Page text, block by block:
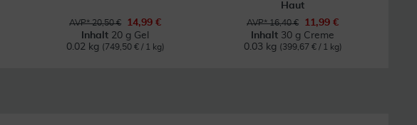
AVP* 20,50 €
14,99 €
Inhalt 20 g Gel
0.02 kg (749,50 € / 1 kg)
Haut
AVP* 16,40 €
11,99 €
Inhalt 30 g Creme
0.03 kg (399,67 € / 1 kg)